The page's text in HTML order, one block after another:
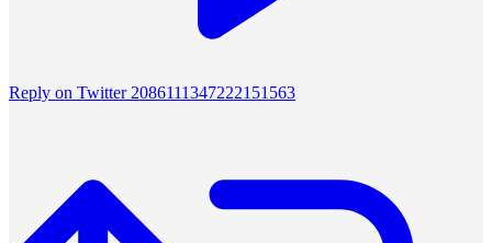
Reply on Twitter 2086111347222151563